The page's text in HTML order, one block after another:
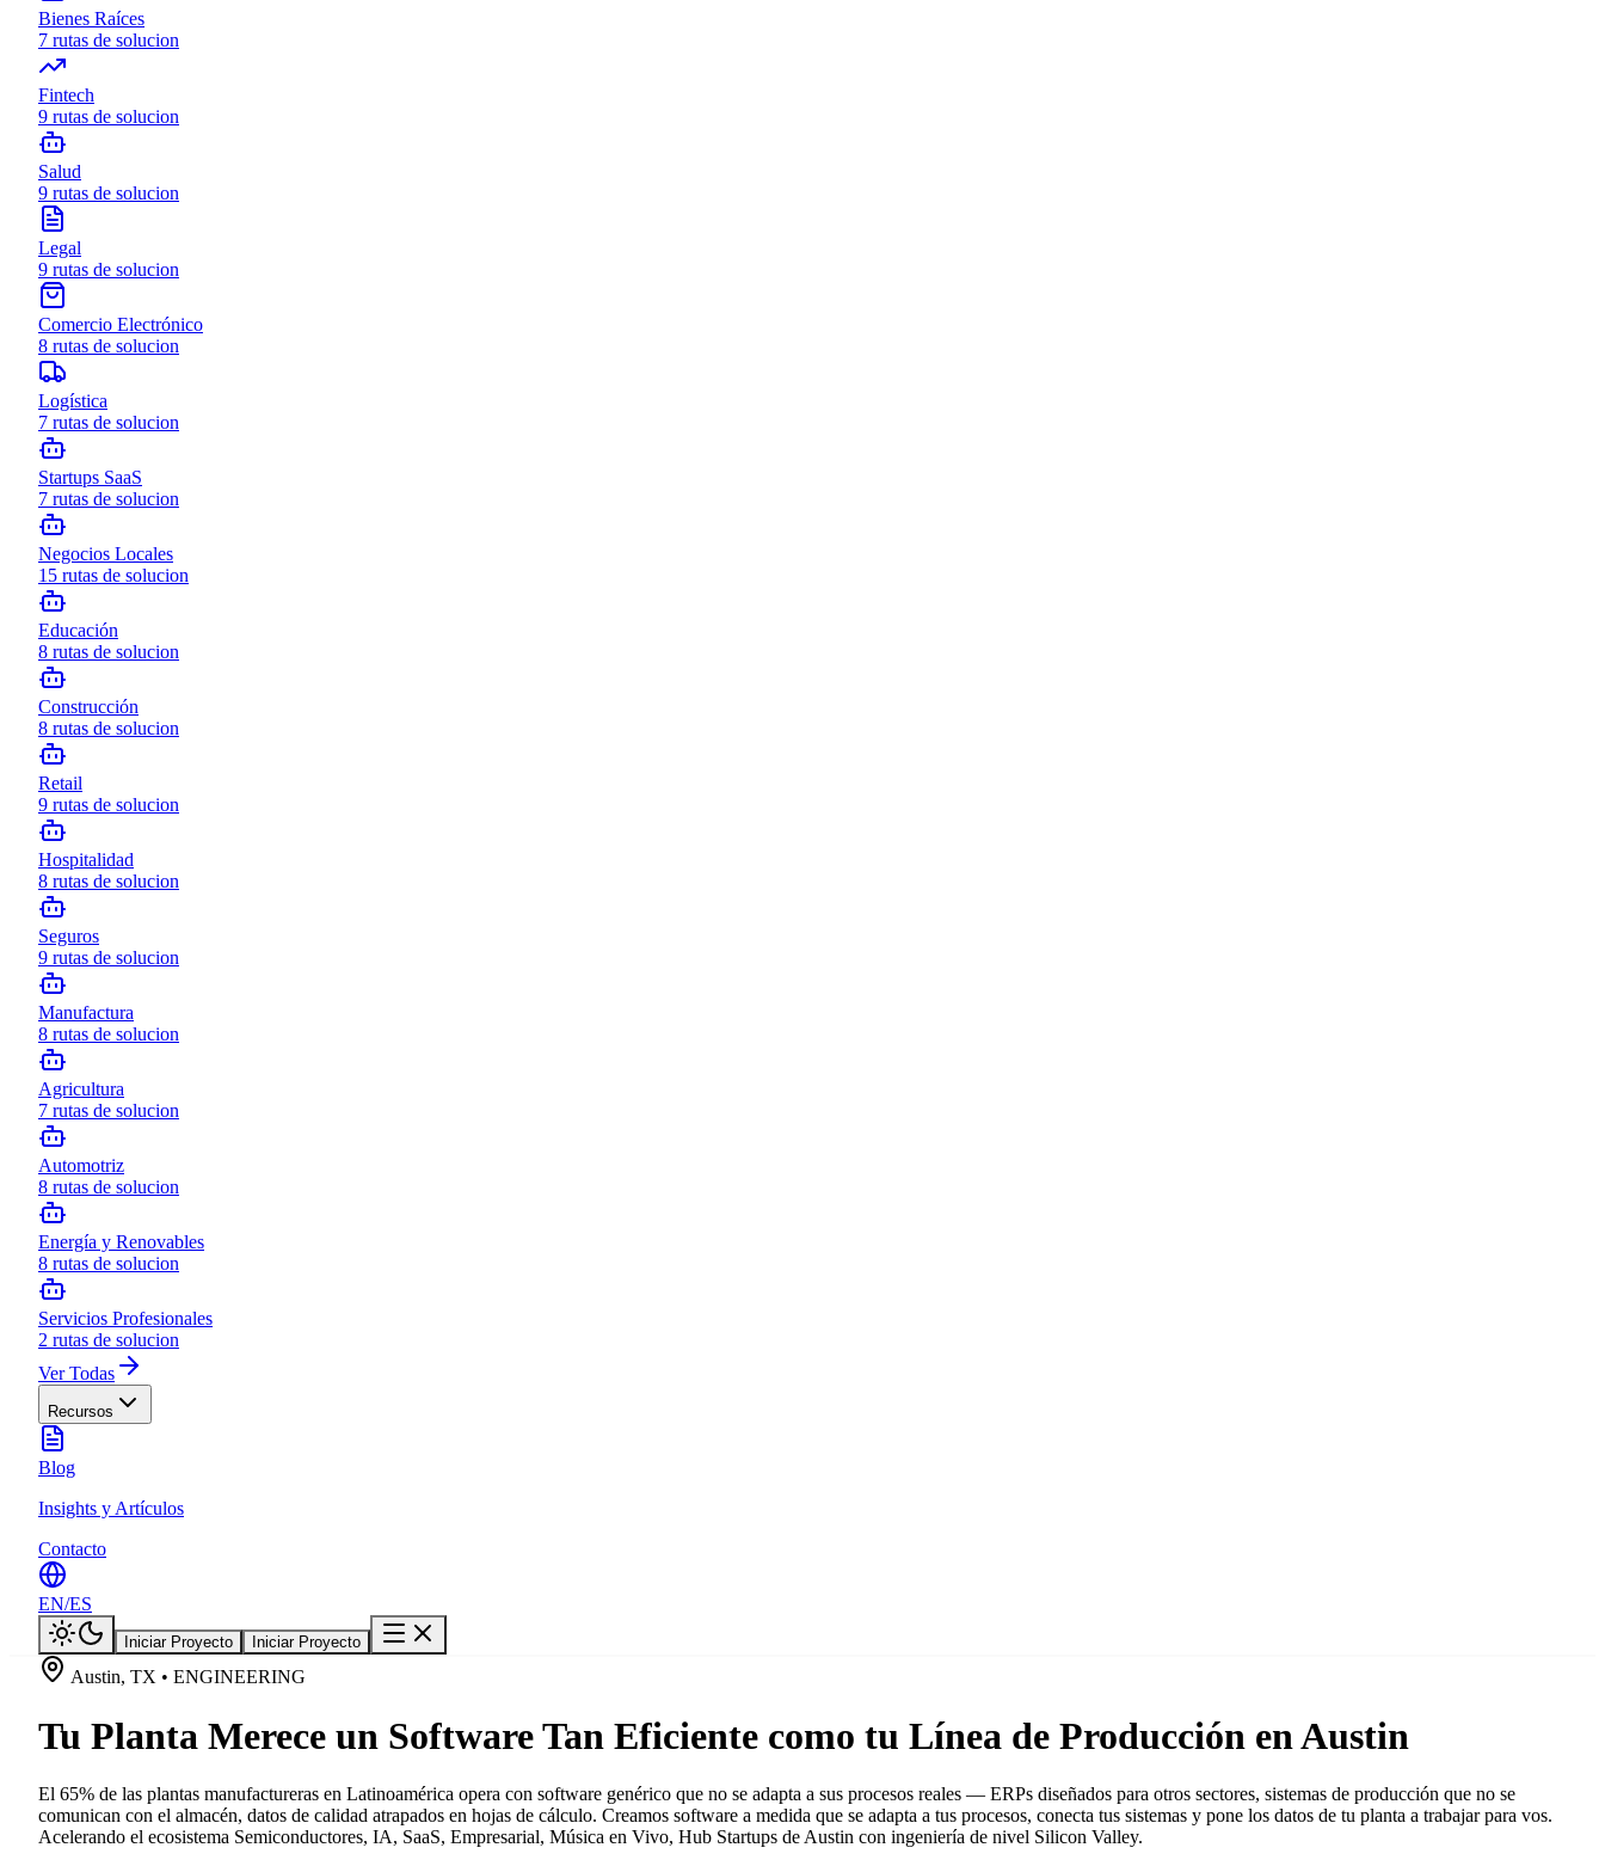
Bienes Raíces
7 rutas de solucion
Fintech
9 rutas de solucion
Salud
9 rutas de solucion
Legal
9 rutas de solucion
Comercio Electrónico
8 rutas de solucion
Logística
7 rutas de solucion
Startups SaaS
7 rutas de solucion
Negocios Locales
15 rutas de solucion
Educación
8 rutas de solucion
Construcción
8 rutas de solucion
Retail
9 rutas de solucion
Hospitalidad
8 rutas de solucion
Seguros
9 rutas de solucion
Manufactura
8 rutas de solucion
Agricultura
7 rutas de solucion
Automotriz
8 rutas de solucion
Energía y Renovables
8 rutas de solucion
Servicios Profesionales
2 rutas de solucion
Ver Todas
Recursos
Blog
Insights y Artículos
Contacto
EN/ES
Iniciar Proyecto Iniciar Proyecto
Austin, TX • ENGINEERING
Tu Planta Merece un Software Tan Eficiente como tu Línea de Producción en Austin
El 65% de las plantas manufactureras en Latinoamérica opera con software genérico que no se adapta a sus procesos reales — ERPs diseñados para otros sectores, sistemas de producción que no se
comunican con el almacén, datos de calidad atrapados en hojas de cálculo. Creamos software a medida que se adapta a tus procesos, conecta tus sistemas y pone los datos de tu planta a trabajar para vos.
Acelerando el ecosistema Semiconductores, IA, SaaS, Empresarial, Música en Vivo, Hub Startups de Austin con ingeniería de nivel Silicon Valley.